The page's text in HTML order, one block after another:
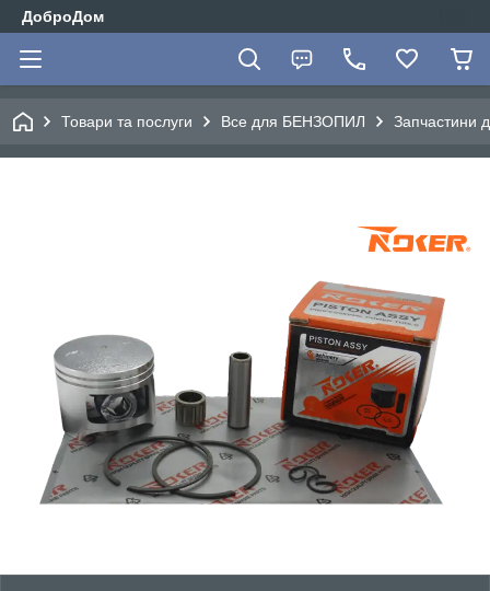
ДоброДом
Товари та послуги Все для БЕНЗОПИЛ Запчастини